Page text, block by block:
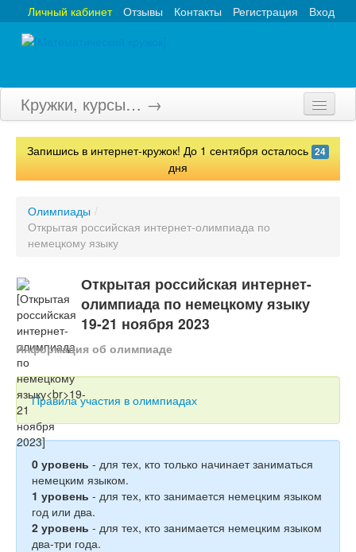
Вход
Регистрация
Контакты
Отзывы
Личный кабинет
Кружки, курсы… →
Главная
Олимпиады
Конкурсы
Вебинары
Тесты
Книги
Игры
Учитель
Запишись в интернет-кружок! До 1 сентября осталось 24
дня
Олимпиады /
Открытая российская интернет-олимпиада по
немецкому языку
Открытая российская интернет-
олимпиада по немецкому языку
19-21 ноября 2023
Информация об олимпиаде
Правила участия в олимпиадах
0 уровень - для тех, кто только начинает заниматься
немецким языком.
1 уровень - для тех, кто занимается немецким языком
год или два.
2 уровень - для тех, кто занимается немецким языком
два-три года.